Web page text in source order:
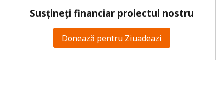
Susțineți financiar proiectul nostru
Donează pentru Ziuadeazi